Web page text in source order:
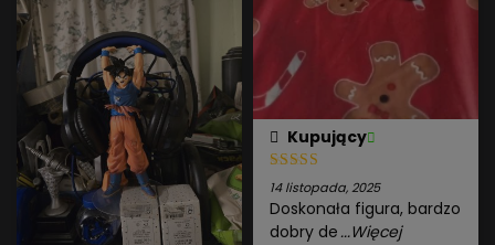
Kupujący
14 listopada, 2025
Doskonała figura, bardzo
dobry de ...Więcej